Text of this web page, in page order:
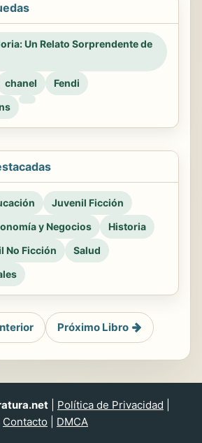
Un Relato Sorprendente de
chanel
Fendi
Juvenil Ficción
y Negocios
Historia
No Ficción
Salud
Próximo Libro
Política de Privacidad
Contacto
DMCA